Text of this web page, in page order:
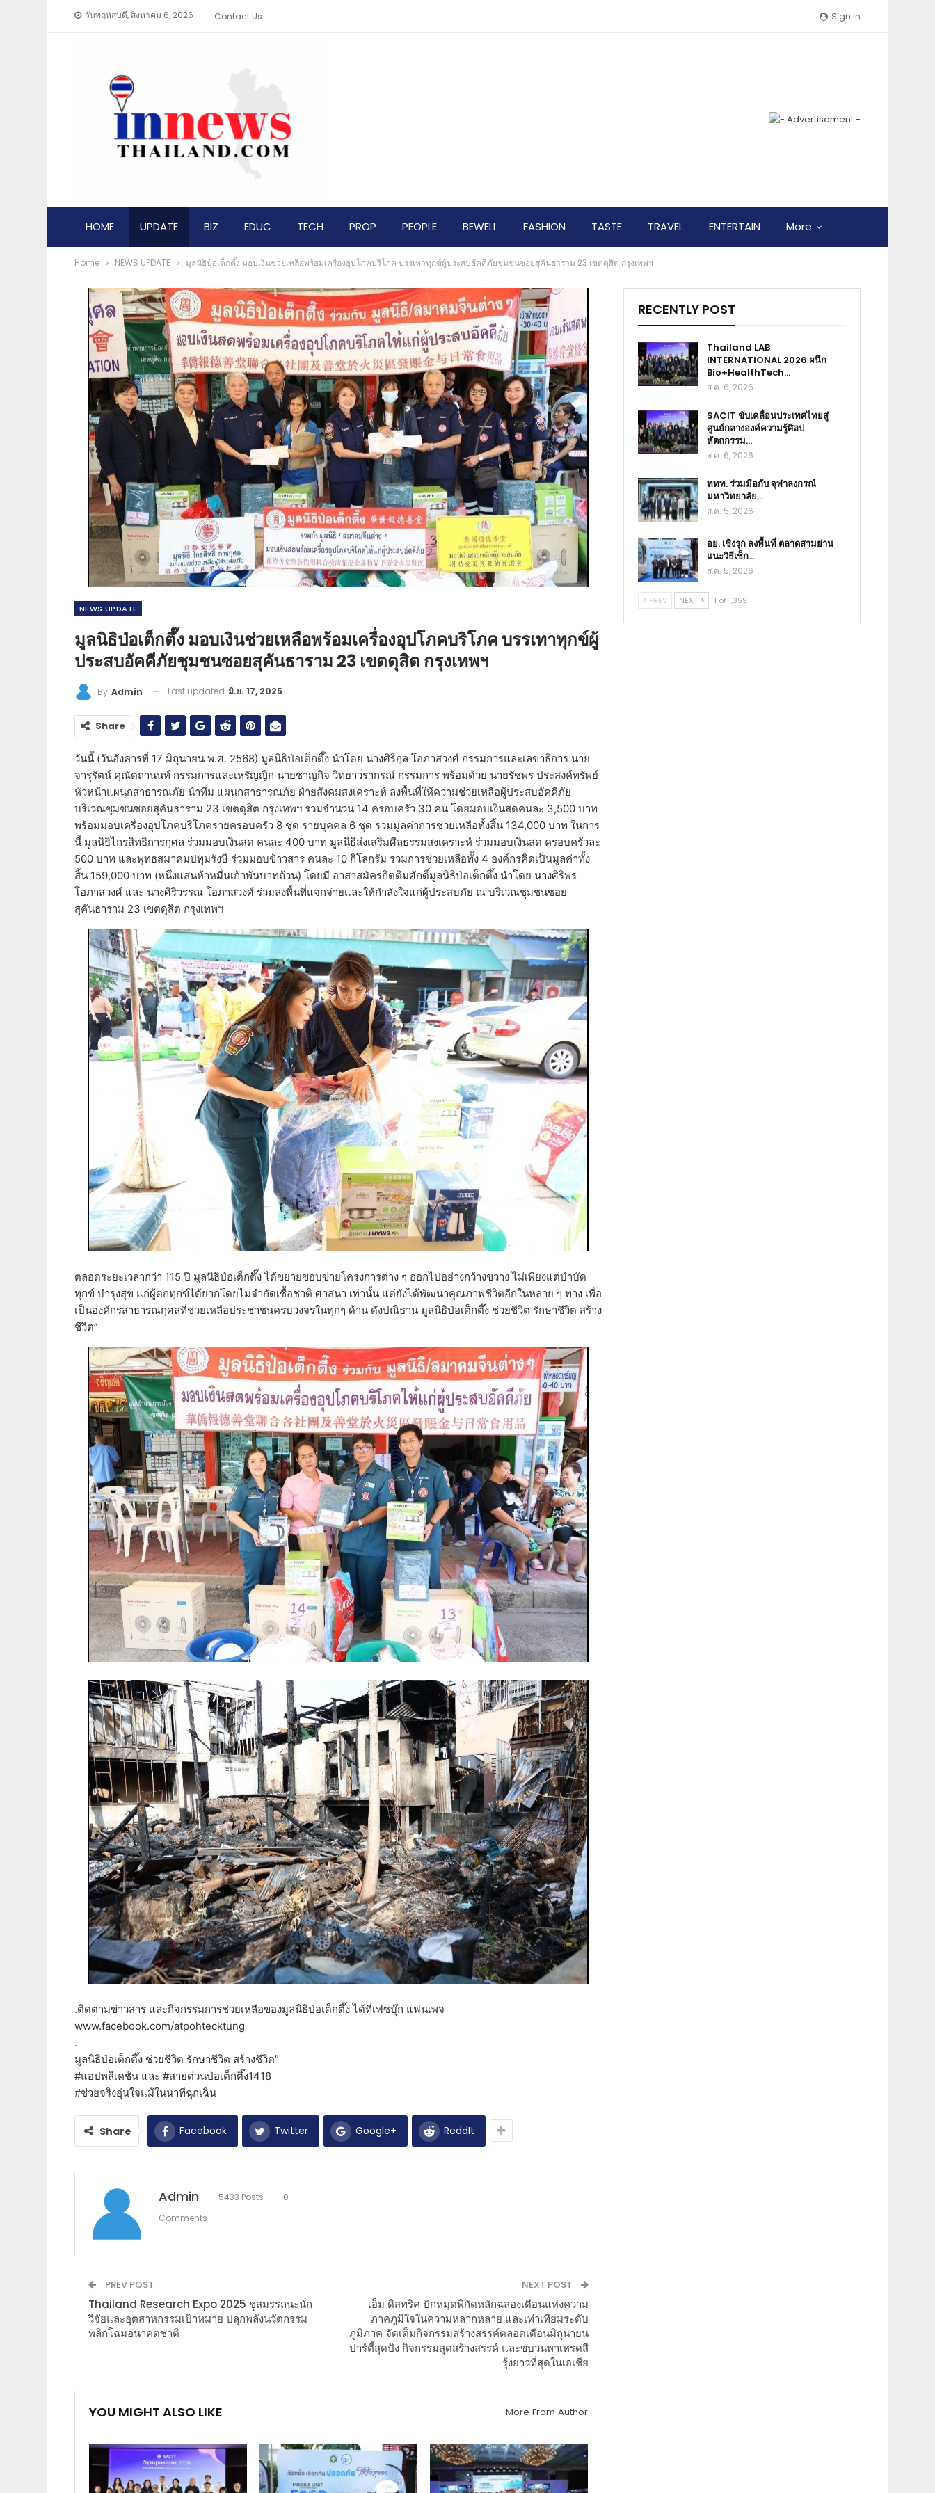
Sign In
วันพฤหัสบดี, สิงหาคม 6, 2026 Contact Us
HOME UPDATE BIZ EDUC TECH PROP PEOPLE BEWELL FASHION TASTE TRAVEL ENTERTAIN More
Home NEWS​ UPDATE มูลนิธิป่อเต็กตึ๊ง มอบเงินช่วยเหลือพร้อมเครื่องอุปโภคบริโภค บรรเทาทุกข์ผู้ประสบอัคคีภัยชุมชนซอยสุคันธาราม 23 เขตดุสิต กรุงเทพฯ
NEWS​ UPDATE
มูลนิธิป่อเต็กตึ๊ง มอบเงินช่วยเหลือพร้อมเครื่องอุปโภคบริโภค บรรเทาทุกข์ผู้
ประสบอัคคีภัยชุมชนซอยสุคันธาราม 23 เขตดุสิต กรุงเทพฯ
By Admin Last updated มิ.ย. 17, 2025
Share
วันนี้ (วันอังคารที่ 17 มิถุนายน พ.ศ. 2568) มูลนิธิป่อเต็กตึ๊ง นำโดย นางศิริกุล โอภาสวงศ์ กรรมการและเลขาธิการ นาย
จารุรัตน์ คุณัตถานนท์ กรรมการและเหรัญญิก นายชาญกิจ วิทยาวรากรณ์ กรรมการ พร้อมด้วย นายรัชพร ประสงค์ทรัพย์
หัวหน้าแผนกสาธารณภัย นำทีม แผนกสาธารณภัย ฝ่ายสังคมสงเคราะห์ ลงพื้นที่ให้ความช่วยเหลือผู้ประสบอัคคีภัย
บริเวณชุมชนซอยสุคันธาราม 23 เขตดุสิต กรุงเทพฯ รวมจำนวน 14 ครอบครัว 30 คน โดยมอบเงินสดคนละ 3,500 บาท
พร้อมมอบเครื่องอุปโภคบริโภครายครอบครัว 8 ชุด รายบุคคล 6 ชุด รวมมูลค่าการช่วยเหลือทั้งสิ้น 134,000 บาท ในการ
นี้ มูลนิธิไกรสิทธิการกุศล ร่วมมอบเงินสด คนละ 400 บาท มูลนิธิส่งเสริมศีลธรรมสงเคราะห์ ร่วมมอบเงินสด ครอบครัวละ
500 บาท และพุทธสมาคมปทุมรังษี ร่วมมอบข้าวสาร คนละ 10 กิโลกรัม รวมการช่วยเหลือทั้ง 4 องค์กรคิดเป็นมูลค่าทั้ง
สิ้น 159,000 บาท (หนึ่งแสนห้าหมื่นเก้าพันบาทถ้วน) โดยมี อาสาสมัครกิตติมศักดิ์มูลนิธิป่อเต็กตึ๊ง นำโดย นางศิริพร
โอภาสวงศ์ และ นางศิริวรรณ โอภาสวงศ์ ร่วมลงพื้นที่แจกจ่ายและให้กำลังใจแก่ผู้ประสบภัย ณ บริเวณชุมชนซอย
สุคันธาราม 23 เขตดุสิต กรุงเทพฯ
ตลอดระยะเวลากว่า 115 ปี มูลนิธิป่อเต็กตึ๊ง ได้ขยายขอบข่ายโครงการต่าง ๆ ออกไปอย่างกว้างขวาง ไม่เพียงแต่บำบัด
ทุกข์ บำรุงสุข แก่ผู้ตกทุกข์ได้ยากโดยไม่จำกัดเชื้อชาติ ศาสนา เท่านั้น แต่ยังได้พัฒนาคุณภาพชีวิตอีกในหลาย ๆ ทาง เพื่อ
เป็นองค์กรสาธารณกุศลที่ช่วยเหลือประชาชนครบวงจรในทุกๆ ด้าน ดังปณิธาน มูลนิธิป่อเต็กตึ๊ง ช่วยชีวิต รักษาชีวิต สร้าง
ชีวิต”
.ติดตามข่าวสาร และกิจกรรมการช่วยเหลือของมูลนิธิป่อเต็กตึ๊ง ได้ที่เฟซบุ๊ก แฟนเพจ
www.facebook.com/atpohtecktung
.
มูลนิธิป่อเต็กตึ๊ง ช่วยชีวิต รักษาชีวิต สร้างชีวิต”
#แอปพลิเคชัน และ #สายด่วนป่อเต็กตึ๊ง1418
#ช่วยจริงอุ่นใจแม้ในนาทีฉุกเฉิน
Share Facebook Twitter Google+ ReddIt
Admin 5433 Posts
0
Comments
PREV POST
Thailand Research Expo 2025 ชูสมรรถนะนัก
วิจัยและอุตสาหกรรมเป้าหมาย ปลุกพลังนวัตกรรม
พลิกโฉมอนาคตชาติ
NEXT POST
เอ็ม ดิสทริค ปักหมุดพิกัดหลักฉลองเดือนแห่งความ
ภาคภูมิใจในความหลากหลาย และเท่าเทียมระดับ
ภูมิภาค จัดเต็มกิจกรรมสร้างสรรค์ตลอดเดือนมิถุนายน
ปาร์ตี้สุดปัง กิจกรรมสุดสร้างสรรค์ และขบวนพาเหรดสี
รุ้งยาวที่สุดในเอเชีย
YOU MIGHT ALSO LIKE More From Author
RECENTLY POST
Thailand LAB
INTERNATIONAL 2026 ผนึก
Bio+HealthTech…
ส.ค. 6, 2026
SACIT ขับเคลื่อนประเทศไทยสู่
ศูนย์กลางองค์ความรู้ศิลป
หัตถกรรม…
ส.ค. 6, 2026
ททท. ร่วมมือกับ จุฬาลงกรณ์
มหาวิทยาลัย…
ส.ค. 5, 2026
อย. เชิงรุก ลงพื้นที่ ตลาดสามย่าน
แนะวิธีเช็ก…
ส.ค. 5, 2026
PREV NEXT 1 of 1,359